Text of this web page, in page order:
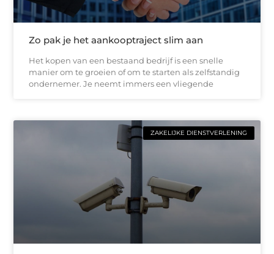
Zo pak je het aankooptraject slim aan
Het kopen van een bestaand bedrijf is een snelle
manier om te groeien of om te starten als zelfstandig
ondernemer. Je neemt immers een vliegende
ZAKELIJKE DIENSTVERLENING